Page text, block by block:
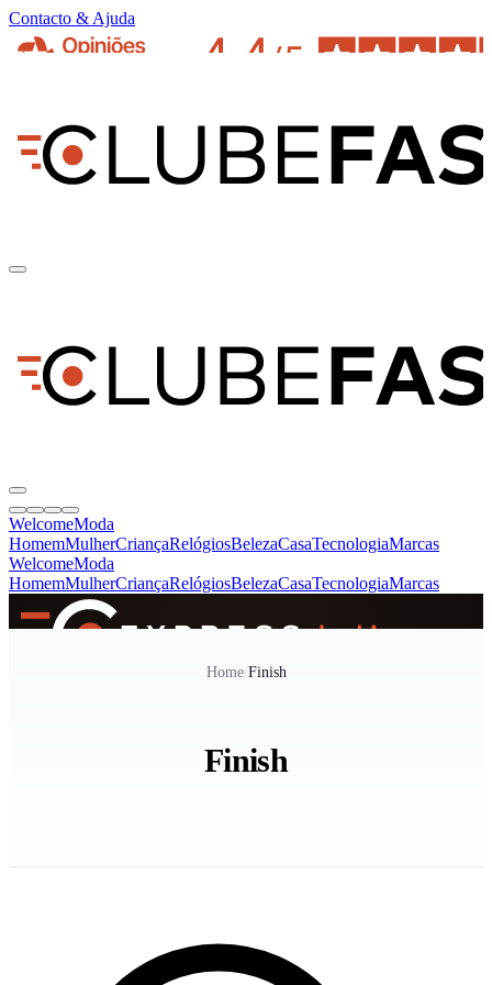
Contacto & Ajuda
WelcomeModa
HomemMulherCriançaRelógiosBelezaCasaTecnologiaMarcas
WelcomeModa
HomemMulherCriançaRelógiosBelezaCasaTecnologiaMarcas
Home/Finish
Finish